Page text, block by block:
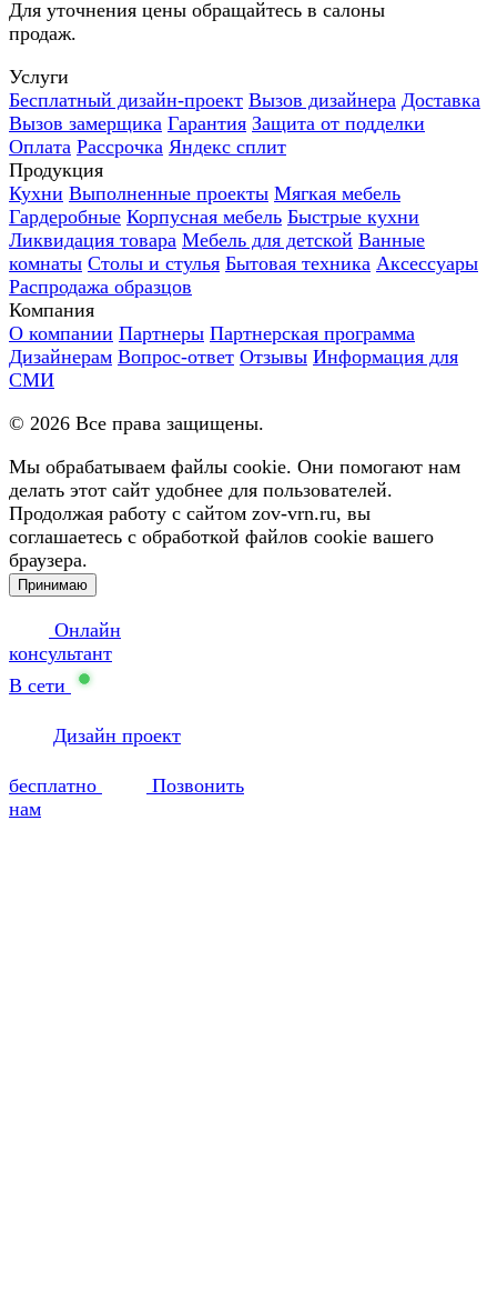
Для уточнения цены обращайтесь в салоны
продаж.
Услуги
Бесплатный дизайн-проект Вызов дизайнера Доставка
Вызов замерщика Гарантия Защита от подделки
Оплата Рассрочка Яндекс сплит
Продукция
Кухни Выполненные проекты Мягкая мебель
Гардеробные Корпусная мебель Быстрые кухни
Ликвидация товара Мебель для детской Ванные
комнаты Столы и стулья Бытовая техника Аксессуары
Распродажа образцов
Компания
О компании Партнеры Партнерская программа
Дизайнерам Вопрос-ответ Отзывы Информация для
СМИ
© 2026 Все права защищены.
Мы обрабатываем файлы cookie. Они помогают нам
делать этот сайт удобнее для пользователей.
Продолжая работу с сайтом zov-vrn.ru, вы
соглашаетесь с обработкой файлов cookie вашего
браузера.
Принимаю
Онлайн
консультант
В сети
Дизайн проект
бесплатно
Позвонить
нам